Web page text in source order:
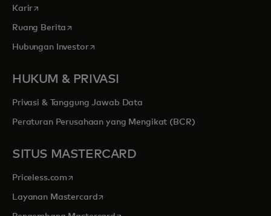
Kariropens in a new tab
Ruang Berita opens in a new tab
Hubungan Investoropens in a new tab
HUKUM & PRIVASI
Privasi & Tanggung Jawab Data
Peraturan Perusahaan yang Mengikat (BCR)
SITUS MASTERCARD
Priceless.com opens in a new tab
Layanan Mastercardopens in a new tab